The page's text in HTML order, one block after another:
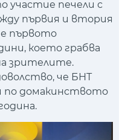
участие печели с
първия и втория
е първото
което грабва
зрителите.
че БНТ
по домакинството